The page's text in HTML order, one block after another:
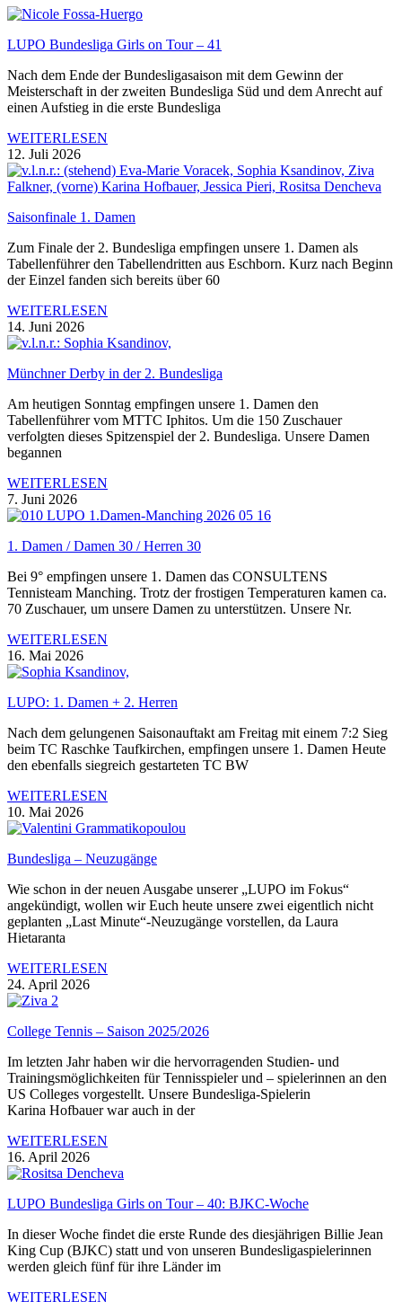
LUPO Bundesliga Girls on Tour – 41
Nach dem Ende der Bundesligasaison mit dem Gewinn der
Meisterschaft in der zweiten Bundesliga Süd und dem Anrecht auf
einen Aufstieg in die erste Bundesliga
WEITERLESEN
12. Juli 2026
Saisonfinale 1. Damen
Zum Finale der 2. Bundesliga empfingen unsere 1. Damen als
Tabellenführer den Tabellendritten aus Eschborn. Kurz nach Beginn
der Einzel fanden sich bereits über 60
WEITERLESEN
14. Juni 2026
Münchner Derby in der 2. Bundesliga
Am heutigen Sonntag empfingen unsere 1. Damen den
Tabellenführer vom MTTC Iphitos. Um die 150 Zuschauer
verfolgten dieses Spitzenspiel der 2. Bundesliga. Unsere Damen
begannen
WEITERLESEN
7. Juni 2026
1. Damen / Damen 30 / Herren 30
Bei 9° empfingen unsere 1. Damen das CONSULTENS
Tennisteam Manching. Trotz der frostigen Temperaturen kamen ca.
70 Zuschauer, um unsere Damen zu unterstützen. Unsere Nr.
WEITERLESEN
16. Mai 2026
LUPO: 1. Damen + 2. Herren
Nach dem gelungenen Saisonauftakt am Freitag mit einem 7:2 Sieg
beim TC Raschke Taufkirchen, empfingen unsere 1. Damen Heute
den ebenfalls siegreich gestarteten TC BW
WEITERLESEN
10. Mai 2026
Bundesliga – Neuzugänge
Wie schon in der neuen Ausgabe unserer „LUPO im Fokus“
angekündigt, wollen wir Euch heute unsere zwei eigentlich nicht
geplanten „Last Minute“-Neuzugänge vorstellen, da Laura
Hietaranta
WEITERLESEN
24. April 2026
College Tennis – Saison 2025/2026
Im letzten Jahr haben wir die hervorragenden Studien- und
Trainingsmöglichkeiten für Tennisspieler und – spielerinnen an den
US Colleges vorgestellt. Unsere Bundesliga-Spielerin
Karina Hofbauer war auch in der
WEITERLESEN
16. April 2026
LUPO Bundesliga Girls on Tour – 40: BJKC-Woche
In dieser Woche findet die erste Runde des diesjährigen Billie Jean
King Cup (BJKC) statt und von unseren Bundesligaspielerinnen
werden gleich fünf für ihre Länder im
WEITERLESEN